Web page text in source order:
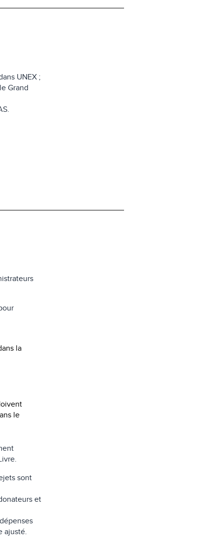
UNEX ;
Grand
la
le
sont
et
ajusté.